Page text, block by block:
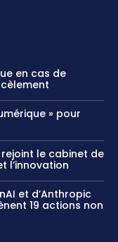
en cas de
» pour
rejoint le cabinet de
l’innovation
et d’Anthropic
19 actions non